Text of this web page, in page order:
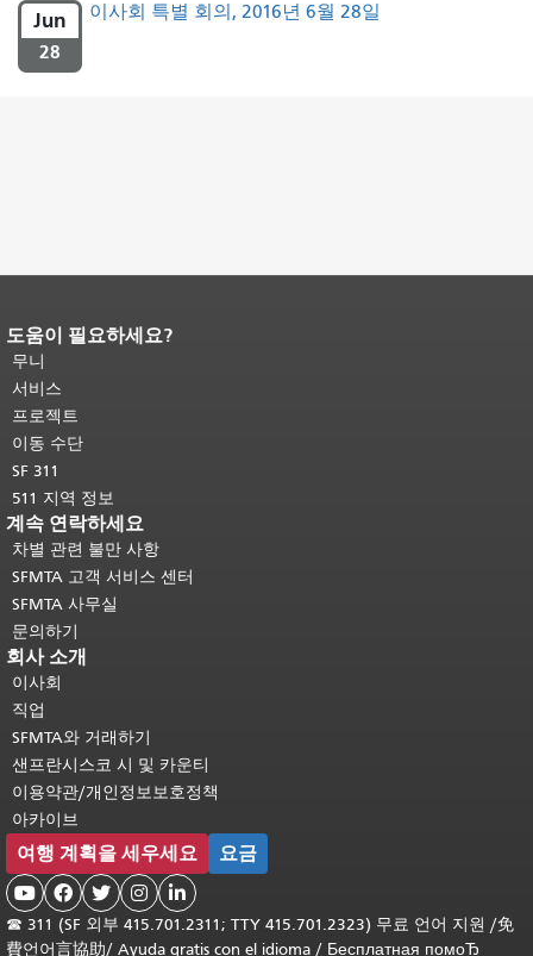
Jun
28
이사회 특별 회의, 2016년 6월 28일
페이지 내용 끝입니다.이 페이지의 나
머지 내용은 모든 페이지에 반복됩니
다.메인 콘텐츠 상단으로 돌아가려면
여기를 클릭하십시오
도움이 필요하세요?
무니
서비스
프로젝트
이동 수단
SF 311
511 지역 정보
계속 연락하세요
차별 관련 불만 사항
SFMTA 고객 서비스 센터
SFMTA 사무실
문의하기
회사 소개
이사회
직업
SFMTA와 거래하기
샌프란시스코 시 및 카운티
이용약관/개인정보보호정책
아카이브
여행 계획을 세우세요 요금
    
☎ 311 (SF 외부 415.701.2311; TTY 415.701.2323) 무료 언어 지원 /免
費언어言協助/ Ayuda gratis con el idioma / Бесплатная помоЂ